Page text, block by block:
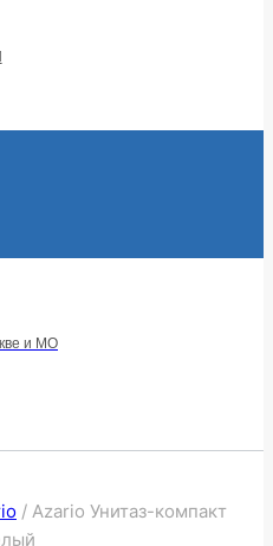
и МО
/ Azario Унитаз-компакт